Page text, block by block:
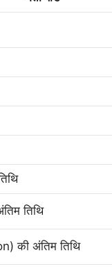
तिथि
की अंतिम तिथि